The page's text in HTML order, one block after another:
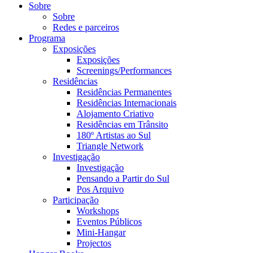
Sobre
Sobre
Redes e parceiros
Programa
Exposições
Exposições
Screenings/Performances
Residências
Residências Permanentes
Residências Internacionais
Alojamento Criativo
Residências em Trânsito
180º Artistas ao Sul
Triangle Network
Investigação
Investigação
Pensando a Partir do Sul
Pos Arquivo
Participação
Workshops
Eventos Públicos
Mini-Hangar
Projectos